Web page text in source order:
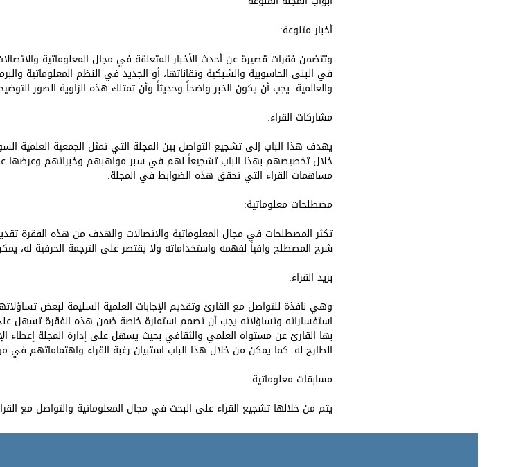
أخبار متنوعة:
وتتضمن فقرات قصيرة عن أحدث الأخبار المتعلقة في مجال المعلوماتية
في البنى الحاسوبية والشبكية وتقاناتها، أو الجديد في النظم المعلوماتية
والعالمية. يجب أن يكون الخبر واضحاً وحديثاً وأن تمتلك هذه الزاوية الصور
مشاركات القراء:
يهدف هذا الباب إلى تشجيع التواصل بين المجلة التي تمثل الجمعية العلمية
خلال تخصيصهم بهذا الباب تشجيعاً لهم في سبر مواهبهم وخبراتهم وعرضها
مساهمات القراء التي تحقق هذه الضوابط في المجلة.
مصطلحات معلوماتية:
تكثر المصطلحات في مجال المعلوماتية والاتصالات والهدف من هذه الفقرة
شرح المصطلح وافياً لفهمه واستخداماته ولا يقتصر على الترجمة الحرفية له،
بريد القراء:
وهي نافذة للتواصل مع القارئ وتقديم الإجابات العلمية السليمة لبعض
استفساراته وتساؤلاته يجب أن تصمم استمارة خاصة ضمن هذه الفقرة تسهل
بها القارئ عن مستواه العلمي والثقافي بحيث يسهل على إدارة المجلة
الطارح له. كما يمكن من خلال هذا الباب استبيان رغبة القراء واهتماماتهم في
مسابقات معلوماتية:
يتم من خلالها تشجيع القراء على البحث في مجال المعلوماتية والتواصل مع